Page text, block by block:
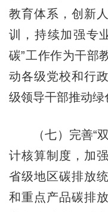
教育体系，创新
训，持续加强专
碳”工作作为干部
动各级党校和行
级领导干部推动绿
（七）完善“双
计核算制度，加
省级地区碳排放
和重点产品碳排